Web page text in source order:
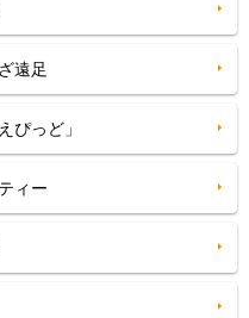
遠足
っど」
ィー